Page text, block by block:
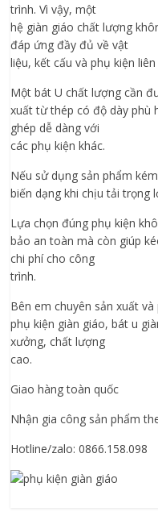
trình. Vì vậy, một
hệ giàn giáo chất lượng
đáp ứng đầy đủ về vật
liệu, kết cấu và phụ kiện liên
Một bát U chất lượng cần
xuất từ thép có độ dày phù
ghép dễ dàng với
các phụ kiện khác.
Nếu sử dụng sản phẩm
biến dạng khi chịu tải trọng
Lựa chọn đúng phụ kiện
bảo an toàn mà còn giúp
chi phí cho công
trình.
Bên em chuyên sản xuất và
phụ kiện giàn giáo, bát u
xưởng, chất lượng
cao.
Giao hàng toàn quốc
Nhận gia công sản phẩm
Hotline/zalo: 0866.158.098